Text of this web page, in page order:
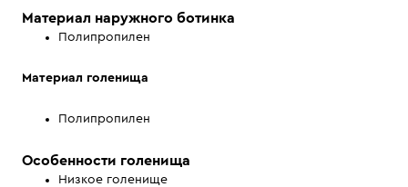
Материал наружного ботинка
Полипропилен
Материал голенища
Полипропилен
Особенности голенища
Низкое голенище